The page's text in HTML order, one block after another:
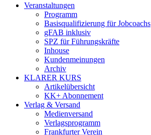
Veranstaltungen
Programm
Basisqualifizierung für Jobcoachs
gFAB inklusiv
SPZ für Führungskräfte
Inhouse
Kundenmeinungen
Archiv
KLARER KURS
Artikelübersicht
KK+ Abonnement
Verlag & Versand
Medienversand
Verlagsprogramm
Frankfurter Verein